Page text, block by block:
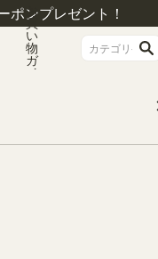
ポンプレゼント！
お
買
い
物
ガ
イ
本棚 シェルフ モンシェリ